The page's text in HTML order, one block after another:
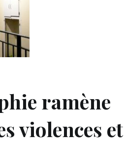
ramène
violences